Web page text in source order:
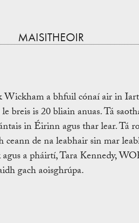
MAISITHEOIR
a bhfuil cónaí air in
breis is 20 bliain anuas. Tá
in Éirinn agus thar lear. Tá
de na leabhair sin mar
a pháirtí, Tara Kennedy,
gach aoisghrúpa.